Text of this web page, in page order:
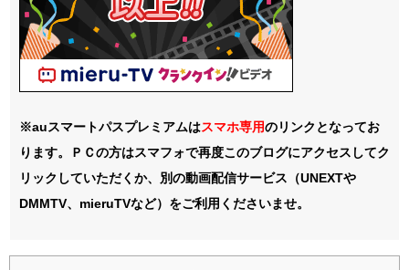
※auスマートパスプレミアムはスマホ専用のリンクとなってお
ります。ＰＣの方はスマフォで再度このブログにアクセスしてク
リックしていただくか、別の動画配信サービス（UNEXTや
DMMTV、mieruTVなど）をご利用くださいませ。